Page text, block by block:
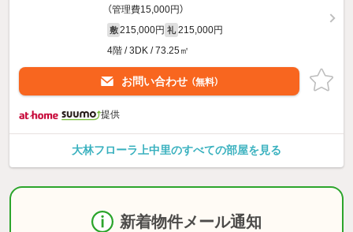
（管理費15,000円）
敷 215,000円 礼 215,000円
4階 / 3DK / 73.25㎡
お問い合わせ （無料）
提供
大林フローラ上中里のすべての部屋を見る
新着物件メール通知